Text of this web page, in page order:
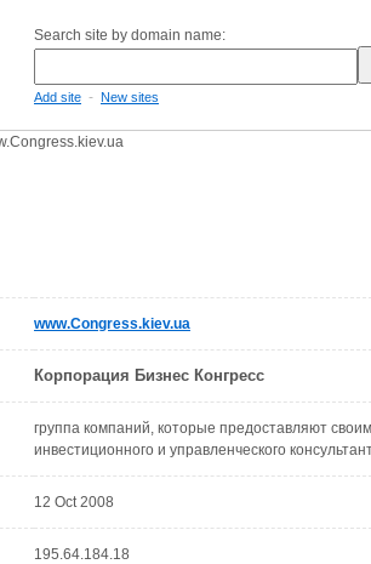
Search site by domain name:
Add site - New sites
www.Congress.kiev.ua
Корпорация Бизнес Конгресс
группа компаний, которые предоставляют
инвестиционного и управленческого
12 Oct 2008
195.64.184.18